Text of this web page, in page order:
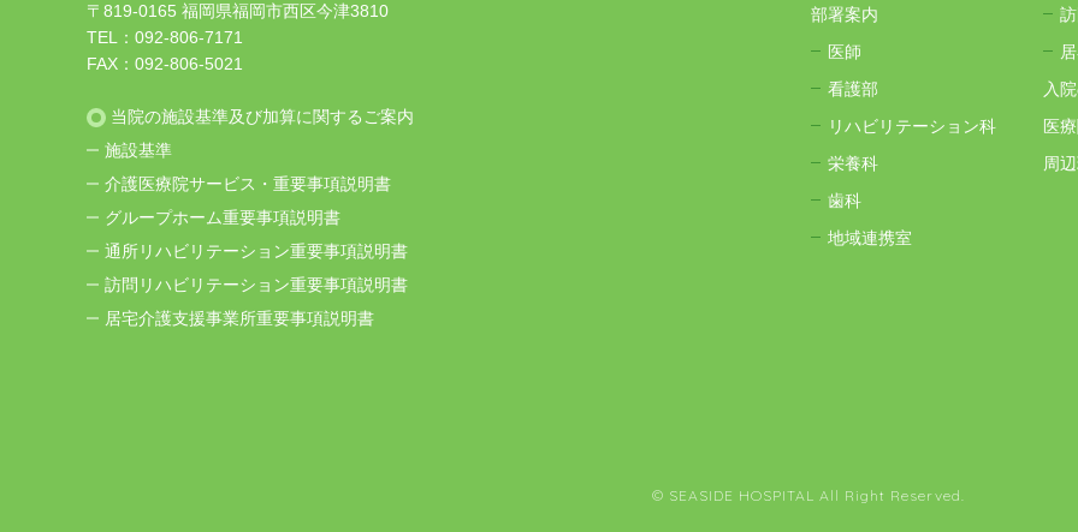
〒819-0165 福岡県福岡市西区今津3810
TEL： 092-806-7171
FAX：092-806-5021
当院の施設基準及び加算に関するご案内
施設基準
介護医療院サービス・重要事項説明書
グループホーム重要事項説明書
通所リハビリテーション重要事項説明書
訪問リハビリテーション重要事項説明書
居宅介護支援事業所重要事項説明書
部署案内
医師
看護部
リハビリテーション科
栄養科
歯科
地域連携室
入
医
周
© SEASIDE HOSPITAL All Right Reserved.